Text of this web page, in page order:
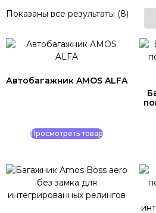
Показаны все результаты (8)
Автобагажник AMOS ALFA
Просмотреть товар